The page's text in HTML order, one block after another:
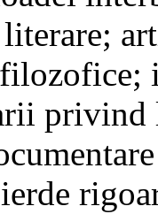
privind